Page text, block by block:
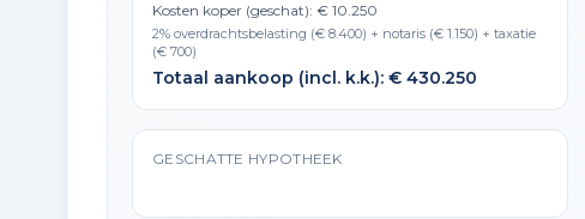
Kosten koper (geschat): € 10.250
2% overdrachtsbelasting (€ 8.400) + notaris (€ 1.150) + taxatie
(€ 700)
Totaal aankoop (incl. k.k.): € 430.250
GESCHATTE HYPOTHEEK